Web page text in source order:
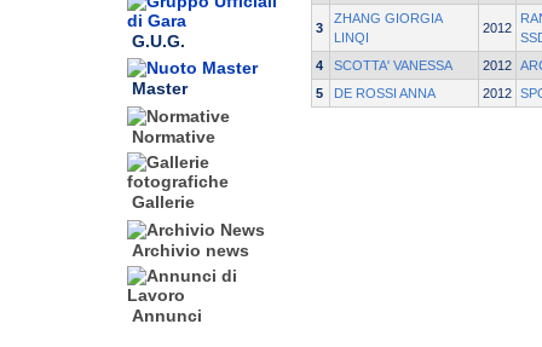
G.U.G.
Master
Normative
Gallerie
Archivio news
Annunci
3
ZHANG GIORGIA
LINQI
2012
4
SCOTTA' VANESSA 2012
5
DE ROSSI ANNA 2012